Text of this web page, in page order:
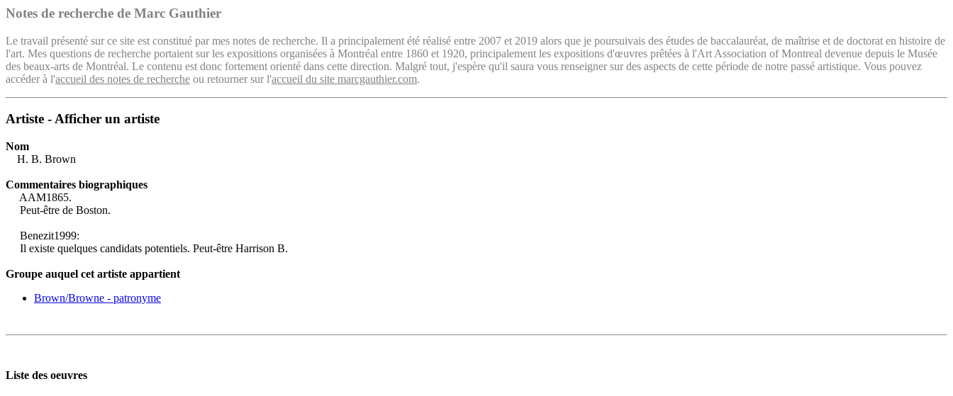
Notes de recherche de Marc Gauthier
Le travail présenté sur ce site est constitué par mes notes de recherche. Il a principalement été réalisé entre 2007 et 2019 alors que je poursuivais des études de baccalauréat, de maîtrise et de doctorat en histoire de
l'art. Mes questions de recherche portaient sur les expositions organisées à Montréal entre 1860 et 1920, principalement les expositions d'œuvres prêtées à l'Art Association of Montreal devenue depuis le Musée
des beaux-arts de Montréal. Le contenu est donc fortement orienté dans cette direction. Malgré tout, j'espère qu'il saura vous renseigner sur des aspects de cette période de notre passé artistique. Vous pouvez
accéder à l'accueil des notes de recherche ou retourner sur l'accueil du site marcgauthier.com.
Artiste - Afficher un artiste
Nom
H. B. Brown
Commentaires biographiques
AAM1865.
Peut-être de Boston.
Benezit1999:
Il existe quelques candidats potentiels. Peut-être Harrison B.
Groupe auquel cet artiste appartient
Brown/Browne - patronyme
Liste des oeuvres